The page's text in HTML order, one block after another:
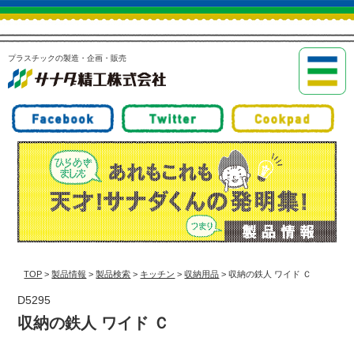
プラスチックの製造・企画・販売
TOP >製品情報 >製品検索 > キッチン >収納用品 > 収納の鉄人 ワイド Ｃ
D5295
収納の鉄人 ワイド Ｃ